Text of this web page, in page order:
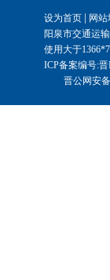
设为首页
网站
阳泉市交通运
使用大于
ICP备案编号:晋
晋公网安